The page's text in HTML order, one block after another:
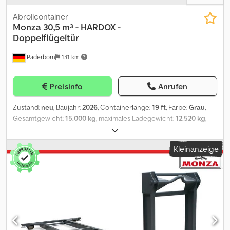
Paderborn 131 km
Abrollcontainer
Monza 30,5 m³ - HARDOX -
Doppelflügeltür
Preisinfo Anrufen
Zustand: neu, Baujahr: 2026, Containerlänge:19 ft, Farbe:Grau,
Gesamtgewicht:15.000 kg , maximales Ladegewicht:12.520 kg
, Laderaumvolumen:
Laderaumbreite:2.350 mm, Laderaumlänge:6.000 mm,
Laderaumhöhe:2.165 mm, Preis auf Anfrage. Der Preis gilt ab
Lager 33106 Paderborn! Mengenrabatt möglich bei Abnahme
mehrerer Container. Europaweite Lieferung nach Absprache
möglich. Leasing/Mietkauf möglich. 1 Stk direkt am Lager, RAL
7016 2 Stk. kurzfristig verfügbar, andere RAL-Farben nach Wahl
Andere Ausführungen und Größen ab Lager Paderborn
verfügbar. Gern können Sie unseren Lagerbestand auf unserer
Homepage einsehen. Abrollcontainer nach DIN Technische
Kleinanzeige